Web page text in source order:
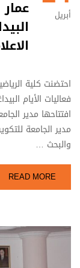
أبريل
احتضنت كلية
افتتاحها مدير
مدير الجامعة
والبحث …
READ MORE